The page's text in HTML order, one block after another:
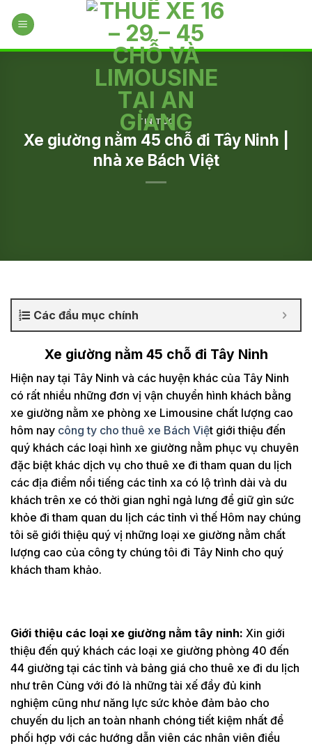
TIN TỨC
Xe giường nằm 45 chỗ đi Tây Ninh |
nhà xe Bách Việt
Các đầu mục chính
Xe giường nằm 45 chỗ đi Tây Ninh
Hiện nay tại Tây Ninh và các huyện khác của Tây Ninh
có rất nhiều những đơn vị vận chuyển hình khách bằng
xe giường nằm xe phòng xe Limousine chất lượng cao
hôm nay công ty cho thuê xe Bách Việt giới thiệu đến
quý khách các loại hình xe giường nằm phục vụ chuyên
đặc biệt khác dịch vụ cho thuê xe đi tham quan du lịch
các địa điểm nổi tiếng các tỉnh xa có lộ trình dài và du
khách trên xe có thời gian nghỉ ngả lưng để giữ gìn sức
khỏe đi tham quan du lịch các tỉnh vì thế Hôm nay chúng
tôi sẽ giới thiệu quý vị những loại xe giường nằm chất
lượng cao của công ty chúng tôi đi Tây Ninh cho quý
khách tham khảo.
Giới thiệu các loại xe giường nằm tây ninh: Xin giới
thiệu đến quý khách các loại xe giường phòng 40 đến
44 giường tại các tỉnh và bảng giá cho thuê xe đi du lịch
như trên Cùng với đó là những tài xế đầy đủ kinh
nghiệm cũng như năng lực sức khỏe đảm bảo cho
chuyến du lịch an toàn nhanh chóng tiết kiệm nhất để
phối hợp với các hướng dẫn viên các nhân viên điều